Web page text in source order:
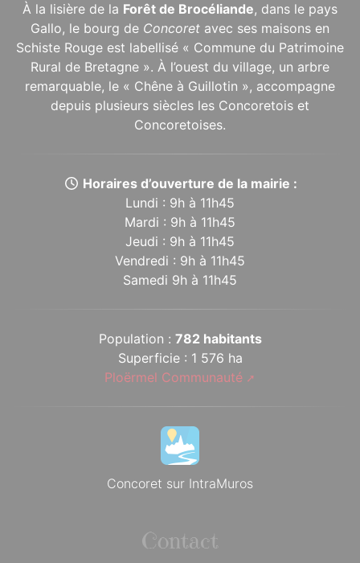
À la lisière de la Forêt de Brocéliande, dans le pays
Gallo, le bourg de Concoret avec ses maisons en
Schiste Rouge est labellisé « Commune du Patrimoine
Rural de Bretagne ». À l’ouest du village, un arbre
remarquable, le « Chêne à Guillotin », accompagne
depuis plusieurs siècles les Concoretois et
Concoretoises.
Horaires d’ouverture de la mairie :
Lundi : 9h à 11h45
Mardi : 9h à 11h45
Jeudi : 9h à 11h45
Vendredi : 9h à 11h45
Samedi 9h à 11h45
Population : 782 habitants
Superficie : 1 576 ha
Ploërmel Communauté
Concoret sur IntraMuros
Contact